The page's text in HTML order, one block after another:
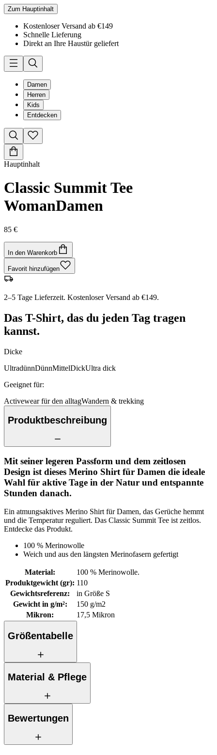
Zum Hauptinhalt
Kostenloser Versand ab €149
Schnelle Lieferung
Direkt an Ihre Haustür geliefert
Damen
Herren
Kids
Entdecken
Hauptinhalt
Classic Summit Tee
WomanDamen
85 €
In den Warenkorb
Favorit hinzufügen
2–5 Tage Lieferzeit. Kostenloser Versand ab €149.
Das T-Shirt, das du jeden Tag tragen
kannst.
Dicke
UltradünnDünnMittelDickUltra dick
Geeignet für:
Activewear für den alltagWandern & trekking
Produktbeschreibung
Mit seiner legeren Passform und dem zeitlosen
Design ist dieses Merino Shirt für Damen die ideale
Wahl für aktive Tage in der Natur und entspannte
Stunden danach.
Ein atmungsaktives Merino Shirt für Damen, das Gerüche hemmt
und die Temperatur reguliert. Das Classic Summit Tee ist zeitlos.
Entdecke das Produkt.
100 % Merinowolle
Weich und aus den längsten Merinofasern gefertigt
Material:
100 % Merinowolle.
Produktgewicht (gr): 110
Gewichtsreferenz:
in Größe S
Gewicht in g/m²:
150 g/m2
Mikron: 17,5 Mikron
Größentabelle
Material & Pflege
Bewertungen